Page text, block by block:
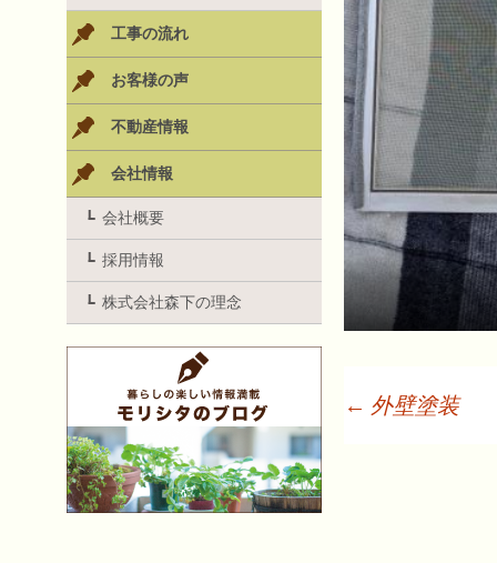
← 外壁塗装
工事の流れ
お客様の声
不動産情報
会社情報
会社概要
採用情報
株式会社森下の理念